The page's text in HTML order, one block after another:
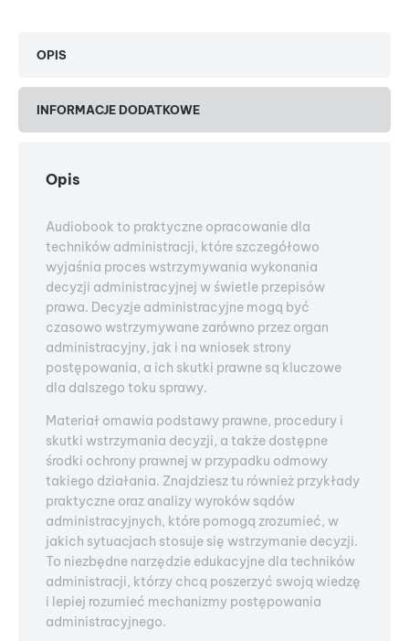
OPIS
INFORMACJE DODATKOWE
Opis
Audiobook to praktyczne opracowanie dla
techników administracji, które szczegółowo
wyjaśnia proces wstrzymywania wykonania
decyzji administracyjnej w świetle przepisów
prawa. Decyzje administracyjne mogą być
czasowo wstrzymywane zarówno przez organ
administracyjny, jak i na wniosek strony
postępowania, a ich skutki prawne są kluczowe
dla dalszego toku sprawy.
Materiał omawia podstawy prawne, procedury i
skutki wstrzymania decyzji, a także dostępne
środki ochrony prawnej w przypadku odmowy
takiego działania. Znajdziesz tu również przykłady
praktyczne oraz analizy wyroków sądów
administracyjnych, które pomogą zrozumieć, w
jakich sytuacjach stosuje się wstrzymanie decyzji.
To niezbędne narzędzie edukacyjne dla techników
administracji, którzy chcą poszerzyć swoją wiedzę
i lepiej rozumieć mechanizmy postępowania
administracyjnego.